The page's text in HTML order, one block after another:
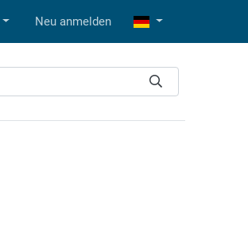
Neu anmelden